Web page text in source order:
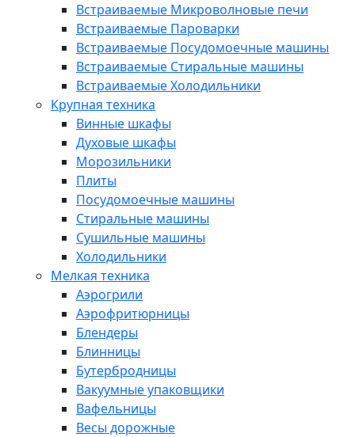
Встраиваемые Микроволновые печи
Встраиваемые Пароварки
Встраиваемые Посудомоечные машины
Встраиваемые Стиральные машины
Встраиваемые Холодильники
Крупная техника
Винные шкафы
Духовые шкафы
Морозильники
Плиты
Посудомоечные машины
Стиральные машины
Сушильные машины
Холодильники
Мелкая техника
Аэрогрили
Аэрофритюрницы
Блендеры
Блинницы
Бутербродницы
Вакуумные упаковщики
Вафельницы
Весы дорожные